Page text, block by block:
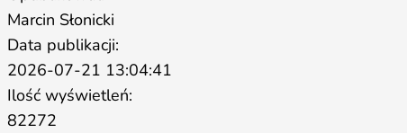
Marcin Słonicki
Data publikacji:
2026-07-21 13:04:41
Ilość wyświetleń:
82272